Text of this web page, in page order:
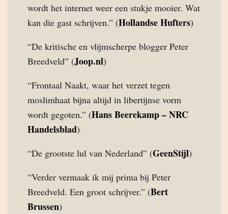
wordt het internet weer een stukje mooier. Wat
kan die gast schrijven.” (Hollandse Hufters)
“De kritische en vlijmscherpe blogger Peter
Breedveld” (Joop.nl)
“Frontaal Naakt, waar het verzet tegen
moslimhaat bijna altijd in libertijnse vorm
wordt gegoten.” (Hans Beerekamp – NRC
Handelsblad)
“De grootste lul van Nederland” (GeenStijl)
“Verder vermaak ik mij prima bij Peter
Breedveld. Een groot schrijver.” (Bert
Brussen)